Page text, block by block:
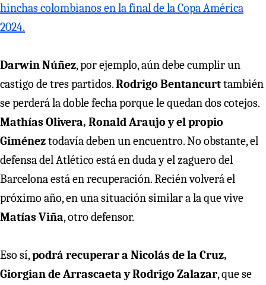
hinchas colombianos en la final de la Copa América
2024.
Darwin Núñez, por ejemplo, aún debe cumplir un
castigo de tres partidos.Rodrigo Bentancurttambién
se perderá la doble fecha porque le quedan dos cotejos.
Mathías Olivera, Ronald Araujo y el propio
Giméneztodavía deben un encuentro. No obstante, el
defensa del Atlético está en duda y el zaguero del
Barcelona está en recuperación. Recién volverá el
próximo año, en una situación similar a la que vive
Matías Viña, otro defensor.
Eso sí,podrá recuperar a Nicolás de la Cruz,
Giorgian de Arrascaeta y Rodrigo Zalazar, que se